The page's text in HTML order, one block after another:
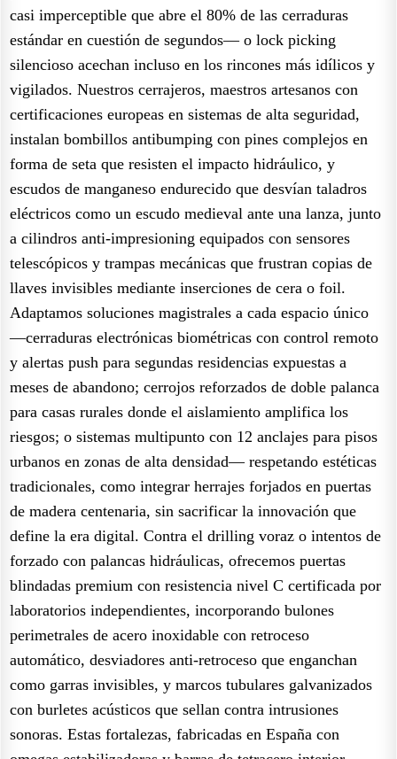
casi imperceptible que abre el 80% de las cerraduras
estándar en cuestión de segundos— o lock picking
silencioso acechan incluso en los rincones más idílicos y
vigilados. Nuestros cerrajeros, maestros artesanos con
certificaciones europeas en sistemas de alta seguridad,
instalan bombillos antibumping con pines complejos en
forma de seta que resisten el impacto hidráulico, y
escudos de manganeso endurecido que desvían taladros
eléctricos como un escudo medieval ante una lanza, junto
a cilindros anti-impresioning equipados con sensores
telescópicos y trampas mecánicas que frustran copias de
llaves invisibles mediante inserciones de cera o foil.
Adaptamos soluciones magistrales a cada espacio único
—cerraduras electrónicas biométricas con control remoto
y alertas push para segundas residencias expuestas a
meses de abandono; cerrojos reforzados de doble palanca
para casas rurales donde el aislamiento amplifica los
riesgos; o sistemas multipunto con 12 anclajes para pisos
urbanos en zonas de alta densidad— respetando estéticas
tradicionales, como integrar herrajes forjados en puertas
de madera centenaria, sin sacrificar la innovación que
define la era digital. Contra el drilling voraz o intentos de
forzado con palancas hidráulicas, ofrecemos puertas
blindadas premium con resistencia nivel C certificada por
laboratorios independientes, incorporando bulones
perimetrales de acero inoxidable con retroceso
automático, desviadores anti-retroceso que enganchan
como garras invisibles, y marcos tubulares galvanizados
con burletes acústicos que sellan contra intrusiones
sonoras. Estas fortalezas, fabricadas en España con